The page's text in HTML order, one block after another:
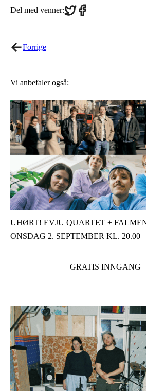
Del med venner:Share
on
Share
on
Forrige
Vi anbefaler også:
UHØRT! EVJU QUARTET +
ONSDAG 2. SEPTEMBER KL. 20.00
GRATIS INNGANG